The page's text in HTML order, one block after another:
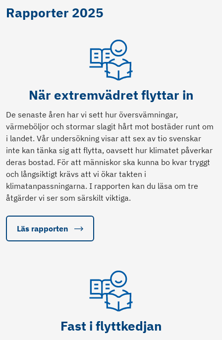
Rapporter 2025
När extremvädret flyttar in
De senaste åren har vi sett hur översvämningar,
värmeböljor och stormar slagit hårt mot bostäder runt om
i landet. Vår undersökning visar att sex av tio svenskar
inte kan tänka sig att flytta, oavsett hur klimatet påverkar
deras bostad. För att människor ska kunna bo kvar tryggt
och långsiktigt krävs att vi ökar takten i
klimatanpassningarna. I rapporten kan du läsa om tre
åtgärder vi ser som särskilt viktiga.
Läs rapporten
Fast i flyttkedjan